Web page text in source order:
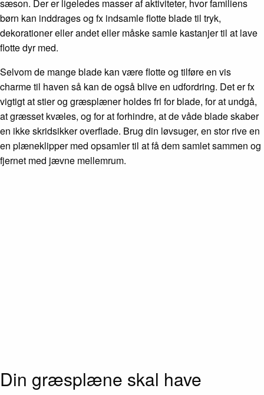
sæson. Der er ligeledes masser af aktiviteter, hvor familiens
børn kan inddrages og fx indsamle flotte blade til tryk,
dekorationer eller andet eller måske samle kastanjer til at lave
flotte dyr med.
Selvom de mange blade kan være flotte og tilføre en vis
charme til haven så kan de også blive en udfordring. Det er fx
vigtigt at stier og græsplæner holdes fri for blade, for at undgå,
at græsset kvæles, og for at forhindre, at de våde blade skaber
en ikke skridsikker overflade. Brug din løvsuger, en stor rive en
en plæneklipper med opsamler til at få dem samlet sammen og
fjernet med jævne mellemrum.
Din græsplæne skal have